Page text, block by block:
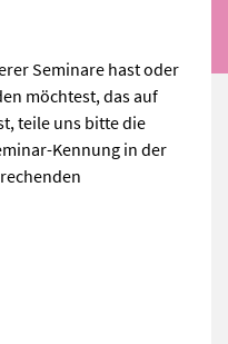
Seminare hast oder
möchtest, das auf
teile uns bitte die
Kennung in der